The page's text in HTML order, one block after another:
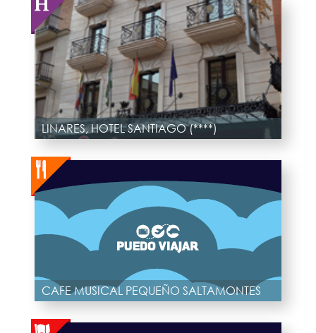
LINARES, HOTEL SANTIAGO (****)
CAFE MUSICAL PEQUEÑO SALTAMONTES